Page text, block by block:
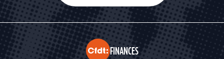
FINANCES